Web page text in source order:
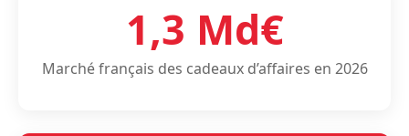
1,3 Md€
Marché français des cadeaux d’affaires en 2026